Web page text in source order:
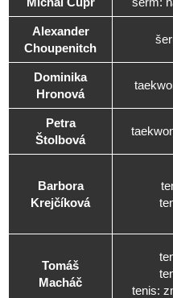
Alexander
Choupenitch
Dominika
Hronová
Petra
Štolbová
Barbora
Krejčíková
Tomáš
Macháč
tenis: